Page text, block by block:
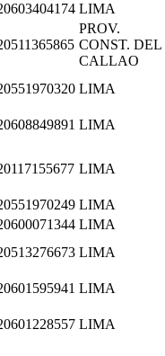
LIMA
PROV.
CONST. DEL
CALLAO
LIMA
LIMA
LIMA
LIMA
LIMA
LIMA
LIMA
LIMA